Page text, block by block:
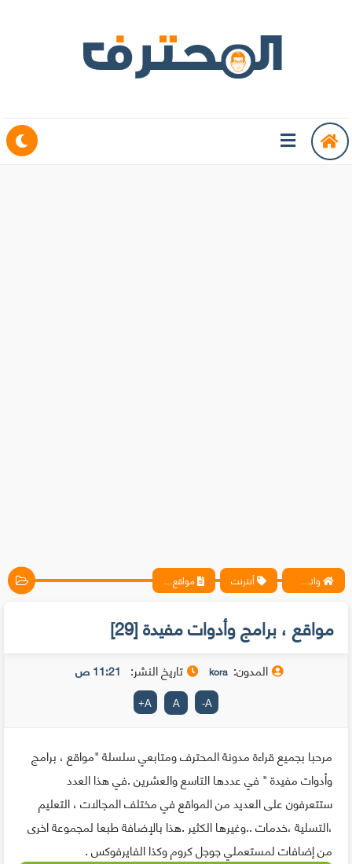
واتس آب ، فيسبوك ، أنترنت ، شروحات تقنية حصرية - المحترف أنترنت مواقع ، برامج وأدوات مفيدة [29]
مواقع ، برامج وأدوات مفيدة [29]
المدون: kora تاريخ النشر: 11:21 ص
A
-
A
A
+
مرحبا بجميع قراءة مدونة المحترف ومتابعي سلسلة "مواقع ، برامج
وأدوات مفيدة " في عددها التاسع والعشرين .في هذا العدد
ستتعرفون على العديد من المواقع في مختلف المجالات ، التعليم
،التسلية ،خدمات ..وغيرها الكثير .هذا بالإضافة طبعا لمجموعة اخرى
من إضافات لمستعملي جوجل كروم وكذا الفايرفوكس .